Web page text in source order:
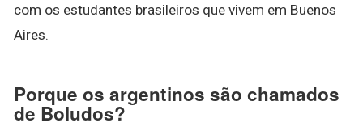
com os estudantes brasileiros que vivem em Buenos
Aires.
Porque os argentinos são chamados
de Boludos?